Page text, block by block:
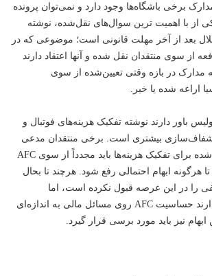
مدارک برخی باشگاه‌ها وجود دارد و نمی‌توان پرونده
از با اهمیت ترین سوال‌های نقل‌شده، نوشته
بعد از آخر مهلت قانونی است؛ موضوعی که در
از سوی منتقدان نقل شده و آنها اعتقاد دارند
مدارک در بازه وقتی تعیین‌شده از سوی
اراعه شده یا خیر.
باور دارند نوشته تفکیک هزینه‌های فوتبال و
شفاف‌سازی بیشتری است. برخی منتقدان مدعی
می باشند اسناد اراعه‌شده برای تفکیک هزینه‌ها باید مجدداً از سوی AFC
تا هرگونه ابهام احتمالی رفع شود. هرچند تا بحال
را در این عرصه قبول نکرده است، اما
پرسپولیسی‌ها اعتقاد دارند حساسیت AFC روی مسائل مالی به اندازه‌ای
نیز باید مورد برسی قرار گیرد.